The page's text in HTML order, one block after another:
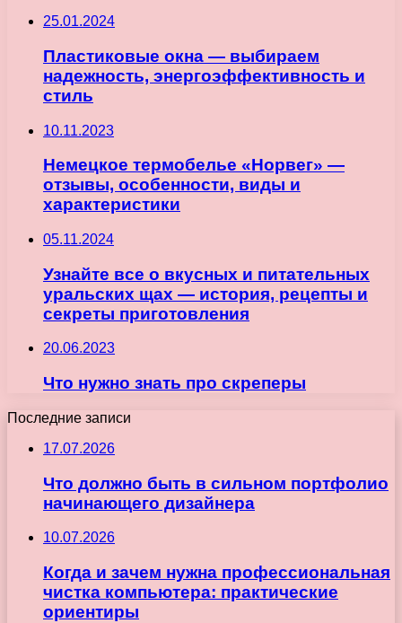
25.01.2024
Пластиковые окна — выбираем
надежность, энергоэффективность и
стиль
10.11.2023
Немецкое термобелье «Норвег» —
отзывы, особенности, виды и
характеристики
05.11.2024
Узнайте все о вкусных и питательных
уральских щах — история, рецепты и
секреты приготовления
20.06.2023
Что нужно знать про скреперы
Последние записи
17.07.2026
Что должно быть в сильном портфолио
начинающего дизайнера
10.07.2026
Когда и зачем нужна профессиональная
чистка компьютера: практические
ориентиры